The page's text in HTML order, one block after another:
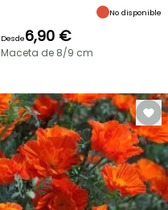
No disponible
Desde6,90 €
Maceta de 8/9 cm